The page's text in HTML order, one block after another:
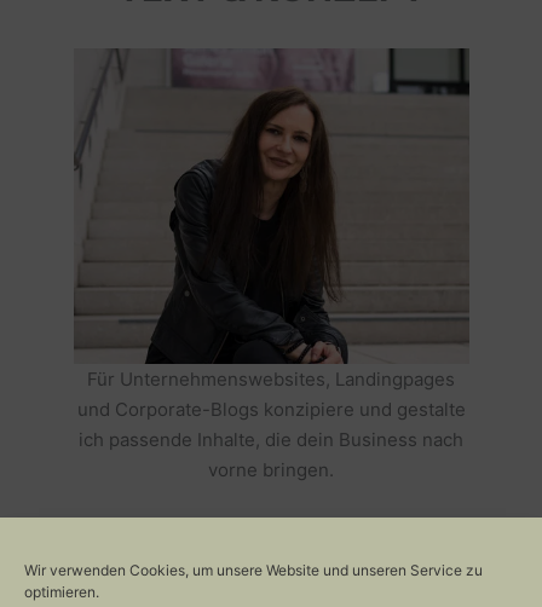
Wir verwenden Cookies, um unsere Website und unseren Service zu
optimieren.
Für Unternehmenswebsites, Landingpages
und Corporate-Blogs konzipiere und gestalte
ich passende Inhalte, die dein Business nach
vorne bringen.
ERFOLGREICH MACHEN >>